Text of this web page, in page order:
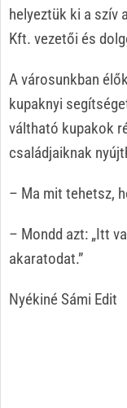
helyeztük ki a szív
Kft. vezetői és
A városunkban
kupaknyi
váltható kupakok
családjaiknak
– Ma mit tehetsz,
– Mondd azt: „Itt
akaratodat.”
Nyékiné Sámi Edit